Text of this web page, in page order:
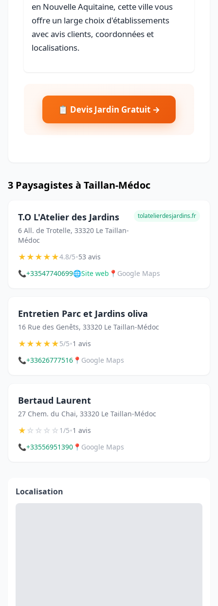
en Nouvelle Aquitaine, cette ville vous
offre un large choix d'établissements
avec avis clients, coordonnées et
localisations.
📋 Devis Jardin Gratuit →
3 Paysagistes à Taillan-Médoc
T.O L'Atelier des Jardins
6 All. de Trotelle, 33320 Le Taillan-
Médoc
tolatelierdesjardins.fr
★★★★★4.8/5•53 avis
📞+33547740699🌐Site web 📍 Google Maps
Entretien Parc et Jardins oliva
16 Rue des Genêts, 33320 Le Taillan-Médoc
★★★★★5/5•1 avis
📞+33626777516 📍 Google Maps
Bertaud Laurent
27 Chem. du Chai, 33320 Le Taillan-Médoc
★☆☆☆☆1/5•1 avis
📞+33556951390 📍 Google Maps
Localisation